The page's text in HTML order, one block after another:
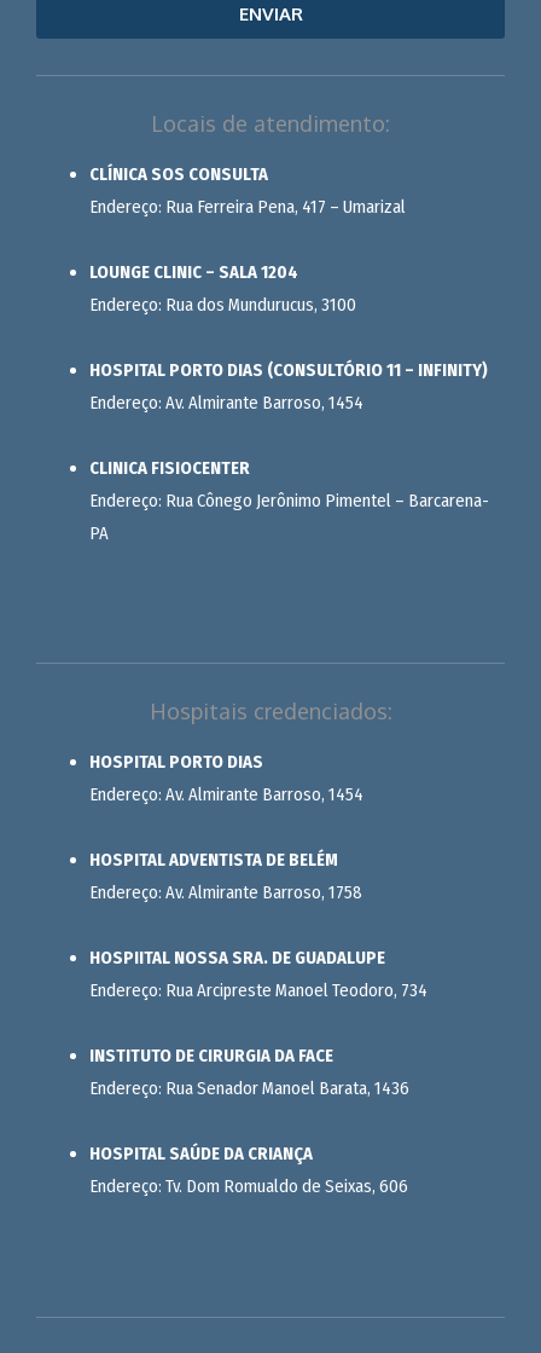
ENVIAR
Locais de atendimento:
CLÍNICA SOS CONSULTA
Endereço: Rua Ferreira Pena, 417 – Umarizal
LOUNGE CLINIC – SALA 1204
Endereço: Rua dos Mundurucus, 3100
HOSPITAL PORTO DIAS (CONSULTÓRIO 11 – INFINITY)
Endereço: Av. Almirante Barroso, 1454
CLINICA FISIOCENTER
Endereço: Rua Cônego Jerônimo Pimentel – Barcarena-
PA
Hospitais credenciados:
HOSPITAL PORTO DIAS
Endereço: Av. Almirante Barroso, 1454
HOSPITAL ADVENTISTA DE BELÉM
Endereço: Av. Almirante Barroso, 1758
HOSPIITAL NOSSA SRA. DE GUADALUPE
Endereço: Rua Arcipreste Manoel Teodoro, 734
INSTITUTO DE CIRURGIA DA FACE
Endereço: Rua Senador Manoel Barata, 1436
HOSPITAL SAÚDE DA CRIANÇA
Endereço: Tv. Dom Romualdo de Seixas, 606